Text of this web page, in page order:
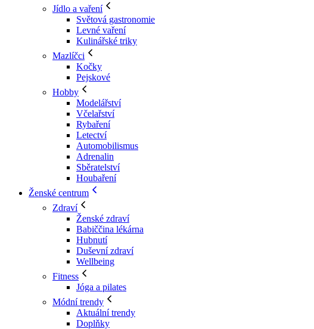
Jídlo a vaření
Světová gastronomie
Levné vaření
Kulinářské triky
Mazlíčci
Kočky
Pejskové
Hobby
Modelářství
Včelařství
Rybaření
Letectví
Automobilismus
Adrenalin
Sběratelství
Houbaření
Ženské centrum
Zdraví
Ženské zdraví
Babiččina lékárna
Hubnutí
Duševní zdraví
Wellbeing
Fitness
Jóga a pilates
Módní trendy
Aktuální trendy
Doplňky